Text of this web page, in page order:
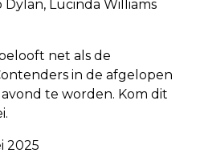
Lucinda Williams
net als de
in de afgelopen
te worden. Kom dit
2025